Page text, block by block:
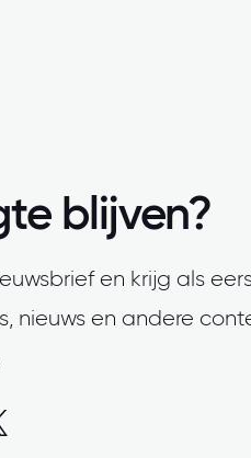
blijven?
en krijg als
nieuws en andere